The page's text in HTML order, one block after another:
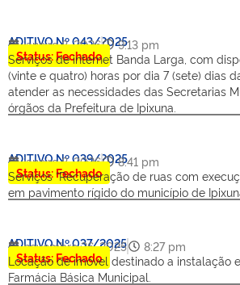
ADITIVO Nº 043/2025
janeiro 8, 2026 9:13 pm
Status: Fechado
Serviços de internet Banda Larga, com
(vinte e quatro) horas por dia 7 (sete) dias
atender as necessidades das Secretarias
órgãos da Prefeitura de Ipixuna.
ADITIVO Nº 039/2025
janeiro 8, 2026 8:41 pm
Status: Fechado
Serviços “Recuperação de ruas com
em pavimento rígido do município de
ADITIVO Nº 037/2025
novembro 26, 2025 8:27 pm
Status: Fechado
Locação de imóvel destinado a instalação
Farmácia Básica Municipal.